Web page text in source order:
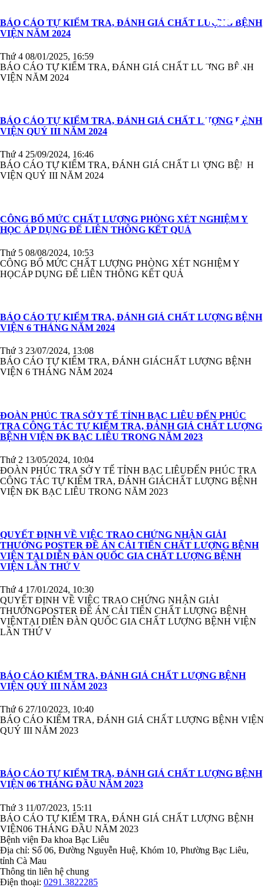
BÁO CÁO TỰ KIỂM TRA, ĐÁNH GIÁ CHẤT LƯỢNG BỆNH
VIỆN NĂM 2024
Thứ 4 08/01/2025, 16:59
BÁO CÁO TỰ KIỂM TRA, ĐÁNH GIÁ CHẤT LƯỢNG BỆNH
VIỆN NĂM 2024
BÁO CÁO TỰ KIỂM TRA, ĐÁNH GIÁ CHẤT LƯỢNG BỆNH
VIỆN QUÝ III NĂM 2024
Thứ 4 25/09/2024, 16:46
BÁO CÁO TỰ KIỂM TRA, ĐÁNH GIÁ CHẤT LƯỢNG BỆNH
VIỆN QUÝ III NĂM 2024
CÔNG BỐ MỨC CHẤT LƯỢNG PHÒNG XÉT NGHIỆM Y
HỌC ÁP DỤNG ĐỂ LIÊN THÔNG KẾT QUẢ
Thứ 5 08/08/2024, 10:53
CÔNG BỐ MỨC CHẤT LƯỢNG PHÒNG XÉT NGHIỆM Y
HỌCÁP DỤNG ĐỂ LIÊN THÔNG KẾT QUẢ
BÁO CÁO TỰ KIỂM TRA, ĐÁNH GIÁ CHẤT LƯỢNG BỆNH
VIỆN 6 THÁNG NĂM 2024
Thứ 3 23/07/2024, 13:08
BÁO CÁO TỰ KIỂM TRA, ĐÁNH GIÁCHẤT LƯỢNG BỆNH
VIỆN 6 THÁNG NĂM 2024
ĐOÀN PHÚC TRA SỞ Y TẾ TỈNH BẠC LIÊU ĐẾN PHÚC
TRA CÔNG TÁC TỰ KIỂM TRA, ĐÁNH GIÁ CHẤT LƯỢNG
BỆNH VIỆN ĐK BẠC LIÊU TRONG NĂM 2023
Thứ 2 13/05/2024, 10:04
ĐOÀN PHÚC TRA SỞ Y TẾ TỈNH BẠC LIÊUĐẾN PHÚC TRA
CÔNG TÁC TỰ KIỂM TRA, ĐÁNH GIÁCHẤT LƯỢNG BỆNH
VIỆN ĐK BẠC LIÊU TRONG NĂM 2023
QUYẾT ĐỊNH VỀ VIỆC TRAO CHỨNG NHẬN GIẢI
THƯỞNG POSTER ĐỀ ÁN CẢI TIẾN CHẤT LƯỢNG BỆNH
VIỆN TẠI DIỄN ĐÀN QUỐC GIA CHẤT LƯỢNG BỆNH
VIỆN LẦN THỨ V
Thứ 4 17/01/2024, 10:30
QUYẾT ĐỊNH VỀ VIỆC TRAO CHỨNG NHẬN GIẢI
THƯỞNGPOSTER ĐỀ ÁN CẢI TIẾN CHẤT LƯỢNG BỆNH
VIỆNTẠI DIỄN ĐÀN QUỐC GIA CHẤT LƯỢNG BỆNH VIỆN
LẦN THỨ V
BÁO CÁO KIỂM TRA, ĐÁNH GIÁ CHẤT LƯỢNG BỆNH
VIỆN QUÝ III NĂM 2023
Thứ 6 27/10/2023, 10:40
BÁO CÁO KIỂM TRA, ĐÁNH GIÁ CHẤT LƯỢNG BỆNH VIỆN
QUÝ III NĂM 2023
BÁO CÁO TỰ KIỂM TRA, ĐÁNH GIÁ CHẤT LƯỢNG BỆNH
VIỆN 06 THÁNG ĐẦU NĂM 2023
Thứ 3 11/07/2023, 15:11
BÁO CÁO TỰ KIỂM TRA, ĐÁNH GIÁ CHẤT LƯỢNG BỆNH
VIỆN06 THÁNG ĐẦU NĂM 2023
Bệnh viện Đa khoa Bạc Liêu
Địa chỉ: Số 06, Đường Nguyễn Huệ, Khóm 10, Phường Bạc Liêu,
tỉnh Cà Mau
Thông tin liên hệ chung
Điện thoại: 0291.3822285